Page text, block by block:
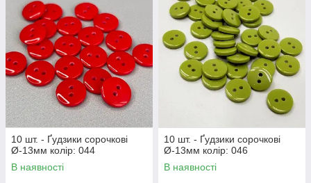
10 шт. - Ґудзики сорочкові
Ø-13мм колір: 044
В наявності
10 шт. - Ґудзики сорочкові
Ø-13мм колір: 046
В наявності